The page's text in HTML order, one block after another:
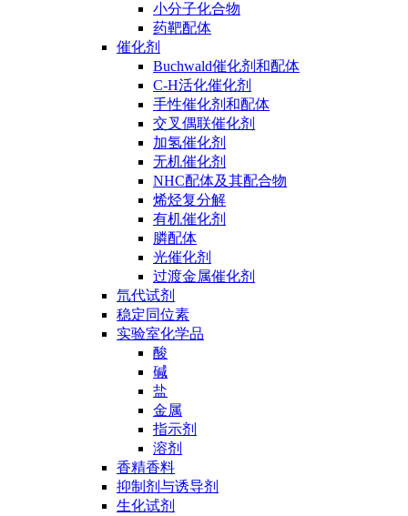
小分子化合物
药靶配体
催化剂
Buchwald催化剂和配体
C-H活化催化剂
手性催化剂和配体
交叉偶联催化剂
加氢催化剂
无机催化剂
NHC配体及其配合物
烯烃复分解
有机催化剂
膦配体
光催化剂
过渡金属催化剂
氘代试剂
稳定同位素
实验室化学品
酸
碱
盐
金属
指示剂
溶剂
香精香料
抑制剂与诱导剂
生化试剂